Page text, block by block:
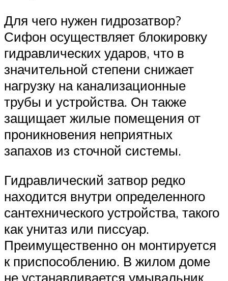
Для чего нужен гидрозатвор?
Сифон осуществляет блокировку
гидравлических ударов, что в
значительной степени снижает
нагрузку на канализационные
трубы и устройства. Он также
защищает жилые помещения от
проникновения неприятных
запахов из сточной системы.
Гидравлический затвор редко
находится внутри определенного
сантехнического устройства, такого
как унитаз или писсуар.
Преимущественно он монтируется
к приспособлению. В жилом доме
не устанавливается умывальник,